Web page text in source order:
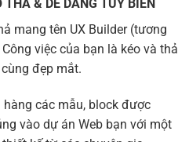
THẢ & DỄ DÀNG TÙY BIẾN
mang tên UX Builder (tương
việc của bạn là kéo và thả
đẹp mắt.
các mẫu, block được
vào dự án Web bạn với một